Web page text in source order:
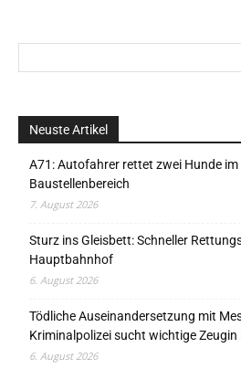
Neuste Artikel
A71: Autofahrer rettet zwei Hunde
Baustellenbereich
7. August 2026
Sturz ins Gleisbett: Schneller
Hauptbahnhof
6. August 2026
Tödliche Auseinandersetzung mit
Kriminalpolizei sucht wichtige Zeugin
6. August 2026